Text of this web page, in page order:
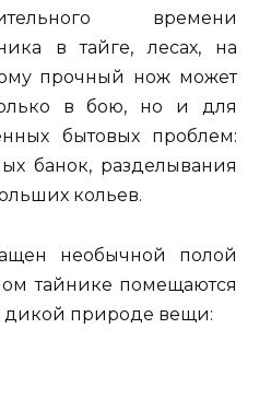
времени
в тайге, лесах, на
прочный нож может
в бою, но и для
бытовых проблем:
банок, разделывания
кольев.
необычной полой
тайнике помещаются
природе вещи: